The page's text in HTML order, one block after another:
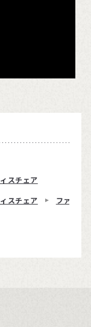
スチェア
スチェア
ファブリ